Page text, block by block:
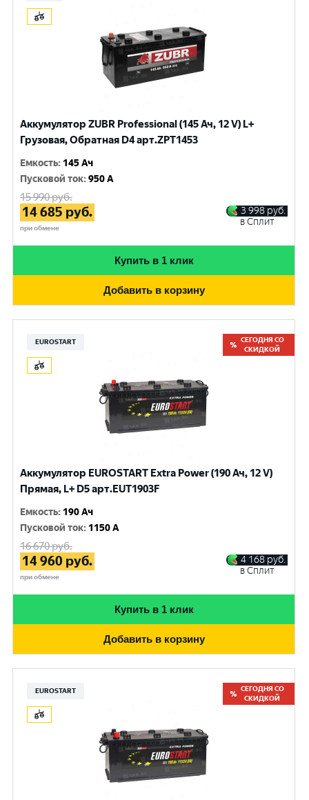
Аккумулятор ZUBR Professional (145 Ач, 12 V) L+
Грузовая, Обратная D4 арт.ZPT1453
Емкость: 145 Ач
Пусковой ток:950 A
15 990руб.
14 685 руб.
при обмене
3 998 руб.
в Сплит
Купить в 1 клик
Добавить в корзину
EUROSTART
СЕГОДНЯ СО
СКИДКОЙ
Аккумулятор EUROSTART Extra Power (190 Ач, 12 V)
Прямая, L+ D5 арт.EUT1903F
Емкость: 190 Ач
Пусковой ток: 1150 A
16 670руб.
14 960 руб.
при обмене
4 168 руб.
в Сплит
Купить в 1 клик
Добавить в корзину
EUROSTART
СЕГОДНЯ СО
СКИДКОЙ